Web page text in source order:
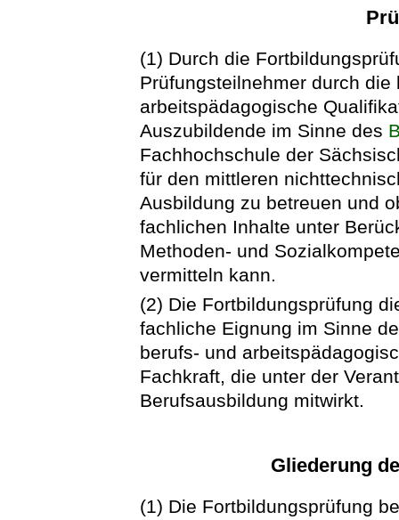
(1) Durch die
Prüfungsteilnehmer durch
arbeitspädagogische
Auszubildende im Sinne des
Fachhochschule der
für den mittleren
Ausbildung zu betreuen und
fachlichen Inhalte unter
Methoden- und
vermitteln kann.
(2) Die Fortbildungsprüfung
fachliche Eignung im Sinne
berufs- und
Fachkraft, die unter der
Berufsausbildung mitwirkt.
Gliederung
(1) Die Fortbildungsprüfung